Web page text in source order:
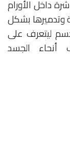
داخل الأورام
وتدميرها بشكل
ليتعرف على
أنحاء الجسد